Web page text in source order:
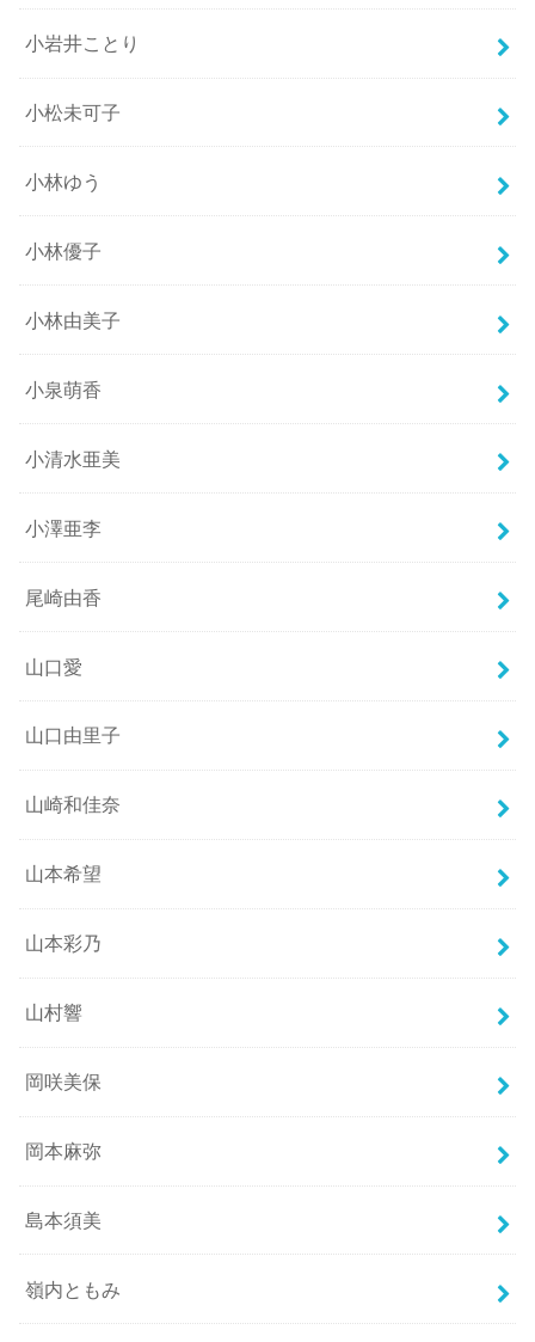
小岩井ことり
小松未可子
小林ゆう
小林優子
小林由美子
小泉萌香
小清水亜美
小澤亜李
尾崎由香
山口愛
山口由里子
山崎和佳奈
山本希望
山本彩乃
山村響
岡咲美保
岡本麻弥
島本須美
嶺内ともみ